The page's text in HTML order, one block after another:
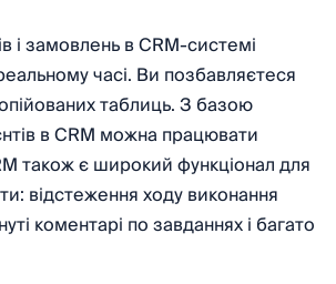
і замовлень в CRM-системі
часі. Ви позбавляєтеся
таблиць. З базою
в CRM можна працювати
також є широкий функціонал для
відстеження ходу виконання
коментарі по завданнях і багато